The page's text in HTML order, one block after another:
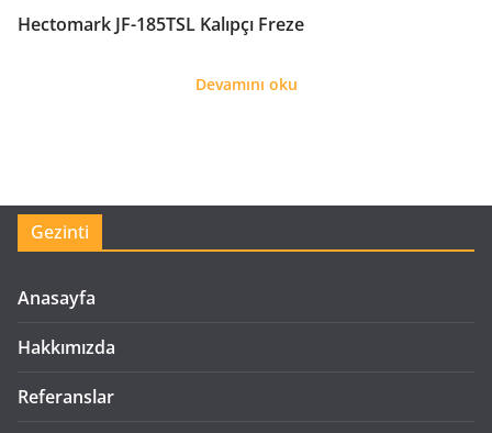
Hectomark JF-185TSL Kalıpçı Freze
Devamını oku
Gezinti
Anasayfa
Hakkımızda
Referanslar